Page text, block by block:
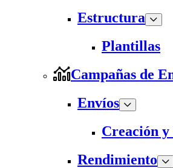
Estructura
Plantillas
Campañas de
Envíos
Creación
Rendimiento